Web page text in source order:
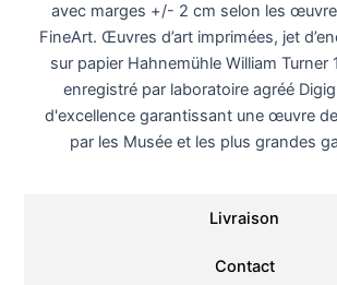
Livraison
Contact
avec marges +/- 2 cm selon les
FineArt. Œuvres d’art imprimées, jet
sur papier Hahnemühle William Turner
enregistré par laboratoire agréé
d'excellence garantissant une œuvre
par les Musée et les plus grandes